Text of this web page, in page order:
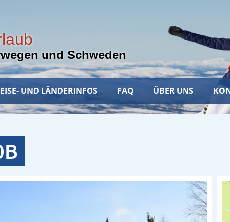
und Schweden
UND LÄNDERINFOS FAQ ÜBER UNS